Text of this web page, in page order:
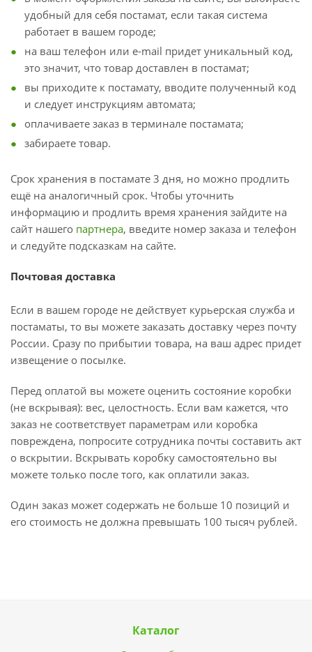
удобный для себя постамат, если такая система
работает в вашем городе;
на ваш телефон или e-mail придет уникальный код,
это значит, что товар доставлен в постамат;
вы приходите к постамату, вводите полученный код
и следует инструкциям автомата;
оплачиваете заказ в терминале постамата;
забираете товар.
Срок хранения в постамате 3 дня, но можно продлить
ещё на аналогичный срок. Чтобы уточнить
информацию и продлить время хранения зайдите на
сайт нашего партнера, введите номер заказа и телефон
и следуйте подсказкам на сайте.
Почтовая доставка
Если в вашем городе не действует курьерская служба и
постаматы, то вы можете заказать доставку через почту
России. Сразу по прибытии товара, на ваш адрес придет
извещение о посылке.
Перед оплатой вы можете оценить состояние коробки
(не вскрывая): вес, целостность. Если вам кажется, что
заказ не соответствует параметрам или коробка
повреждена, попросите сотрудника почты составить акт
о вскрытии. Вскрывать коробку самостоятельно вы
можете только после того, как оплатили заказ.
Один заказ может содержать не больше 10 позиций и
его стоимость не должна превышать 100 тысяч рублей.
Каталог